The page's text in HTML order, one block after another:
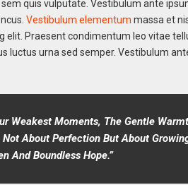
quis vulputate. Vestibulum ante
Vestibulum elementum massa et
Praesent condimentum leo vitae
luctus urna sed semper. Vestibulum
Weakest Moments, The Gentle
About Perfection But About
And Boundless Hope.”